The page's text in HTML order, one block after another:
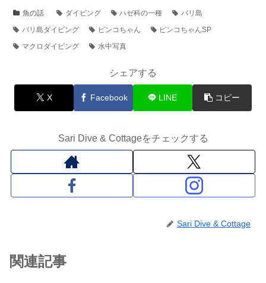
魚の話 ダイビング ハゼ科の一種
バリ島
バリ島ダイビング
ピンコちゃん
ピンコちゃんSP
マクロダイビング
水中写真
シェアする
X Facebook LINE コピー
Sari Dive & Cottageをチェックする
Sari Dive & Cottage
関連記事